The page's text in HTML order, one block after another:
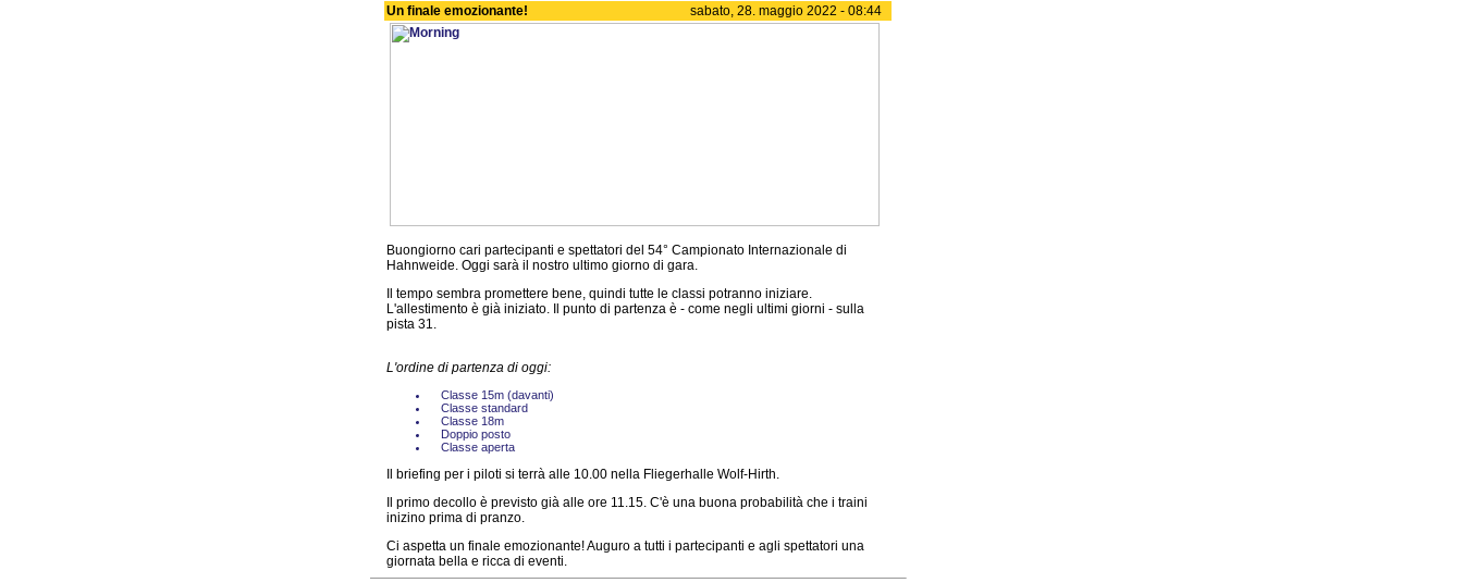
Un finale emozionante! sabato, 28. maggio 2022 - 08:44
Buongiorno cari partecipanti e spettatori del 54° Campionato Internazionale di
Hahnweide. Oggi sarà il nostro ultimo giorno di gara.
Il tempo sembra promettere bene, quindi tutte le classi potranno iniziare.
L'allestimento è già iniziato. Il punto di partenza è - come negli ultimi giorni - sulla
pista 31.
L'ordine di partenza di oggi:
Classe 15m (davanti)
Classe standard
Classe 18m
Doppio posto
Classe aperta
Il briefing per i piloti si terrà alle 10.00 nella Fliegerhalle Wolf-Hirth.
Il primo decollo è previsto già alle ore 11.15. C'è una buona probabilità che i traini
inizino prima di pranzo.
Ci aspetta un finale emozionante! Auguro a tutti i partecipanti e agli spettatori una
giornata bella e ricca di eventi.